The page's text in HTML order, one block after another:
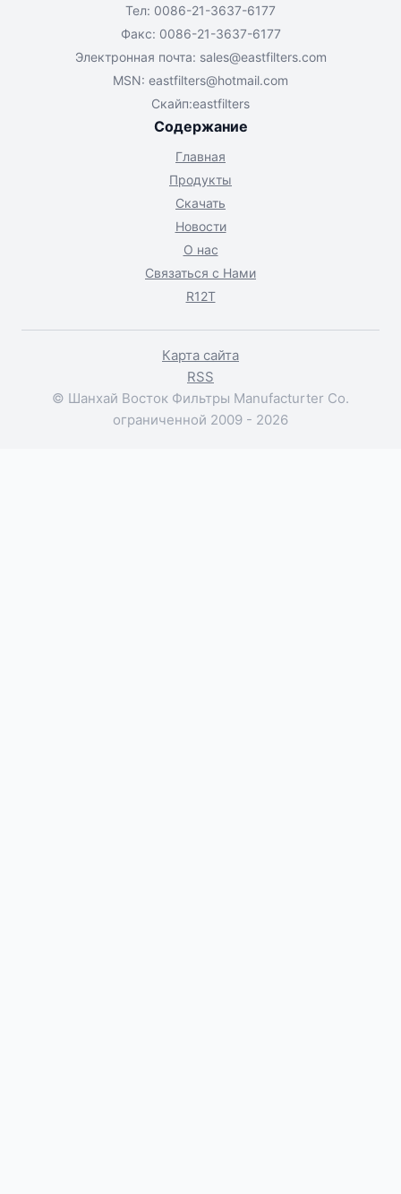
Тел: 0086-21-3637-6177
Факс: 0086-21-3637-6177
Электронная почта: sales@eastfilters.com
MSN: eastfilters@hotmail.com
Скайп:eastfilters
Содержание
Главная
Продукты
Скачать
Новости
О нас
Связаться с Нами
R12T
Карта сайта
RSS
© Шанхай Восток Фильтры Manufacturter Co.
ограниченной 2009 - 2026